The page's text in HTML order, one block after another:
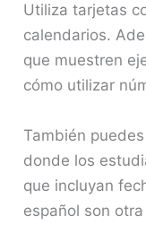
Utiliza tarjetas
calendarios.
que muestren
cómo utilizar
También
donde los
que incluyan
español son